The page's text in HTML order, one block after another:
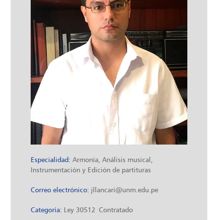
Especialidad: Armonía, Análisis musical,
Instrumentación y Edición de partituras
Correo electrónico: jllancari@unm.edu.pe
Categoría: Ley 30512 Contratado